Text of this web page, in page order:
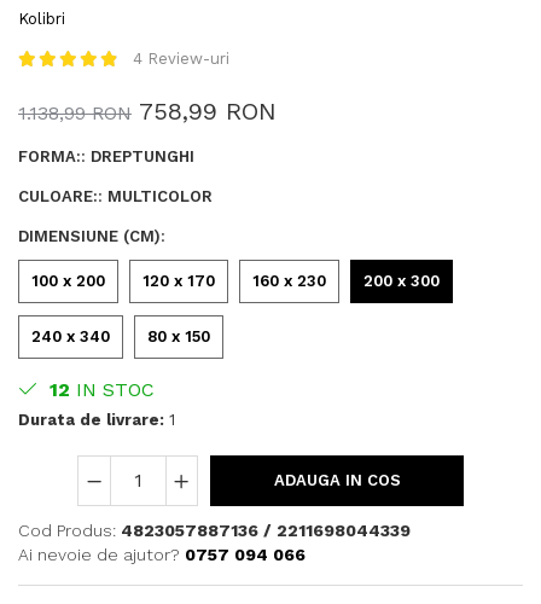
Kolibri
4 Review-uri
1.138,99 RON 758,99 RON
FORMA:: DREPTUNGHI
CULOARE:: MULTICOLOR
DIMENSIUNE (CM):
100 x 200 120 x 170 160 x 230 200 x 300
240 x 340 80 x 150
12 IN STOC
Durata de livrare: 1
ADAUGA IN COS
Cod Produs: 4823057887136 / 2211698044339
Ai nevoie de ajutor? 0757 094 066